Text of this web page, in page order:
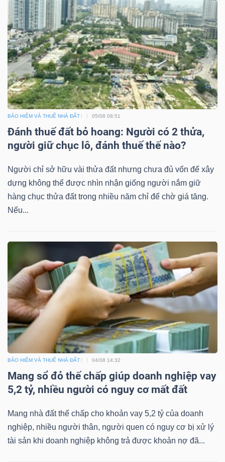
BẢO HIỂM VÀ THUẾ NHÀ ĐẤT 05/08 08:51
Đánh thuế đất bỏ hoang: Người có 2 thửa,
người giữ chục lô, đánh thuế thế nào?
Người chỉ sở hữu vài thửa đất nhưng chưa đủ vốn để xây
dựng không thể được nhìn nhận giống người nắm giữ
hàng chục thửa đất trong nhiều năm chỉ để chờ giá tăng.
Nếu...
BẢO HIỂM VÀ THUẾ NHÀ ĐẤT 04/08 14:32
Mang sổ đỏ thế chấp giúp doanh nghiệp vay
5,2 tỷ, nhiều người có nguy cơ mất đất
Mang nhà đất thế chấp cho khoản vay 5,2 tỷ của doanh
nghiệp, nhiều người thân, người quen có nguy cơ bị xử lý
tài sản khi doanh nghiệp không trả được khoản nợ đã...
chính
Công
cụ
đầu
tư
thông
tài
Dữ
liệu
tài
chính